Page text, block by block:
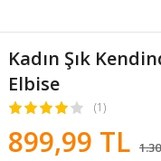
Kadın Şık
Elbise
(1)
899,99 TL